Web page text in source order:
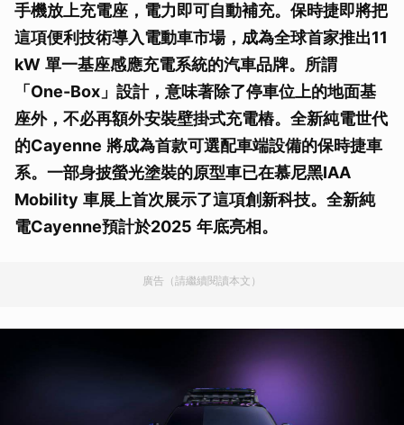
手機放上充電座，電力即可自動補充。保時捷即將把
這項便利技術導入電動車市場，成為全球首家推出11
kW 單一基座感應充電系統的汽車品牌。所謂
「 One-Box 」設計，意味著除了停車位上的地面基
座外，不必再額外安裝壁掛式充電樁。全新純電世代
的Cayenne 將成為首款可選配車端設備的保時捷車
系。一部身披螢光塗裝的原型車已在慕尼黑IAA
Mobility 車展上首次展示了這項創新科技。全新純
電Cayenne預計於2025 年底亮相。
廣告（請繼續閱讀本文）